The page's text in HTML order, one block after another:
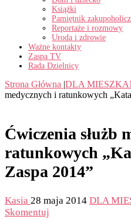
Książki
Pamiętnik
Reportaże i rozmowy
Uroda i zdrowie
Ważne kontakty
Zaspa TV
Rada Dzielnicy
Strona Główna |DLA
medycznych i ratunkowych
Ćwiczenia służb
ratunkowych
Zaspa 2014”
Kasia 28 maja 2014 DLA
Skomentuj